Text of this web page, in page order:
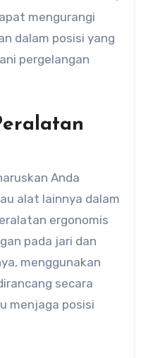
mengurangi
dalam posisi yang
pergelangan
Anda
alat lainnya dalam
ergonomis
pada jari dan
menggunakan
secara
menjaga posisi